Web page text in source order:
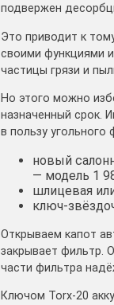
подвержен
Это приводит к
своими функциями
частицы грязи и
Но этого можно
назначенный срок.
в пользу угольного
новый
— модель 1
шлицевая
ключ-
Открываем капот
закрывает фильтр.
части фильтра
Ключом Torx-20